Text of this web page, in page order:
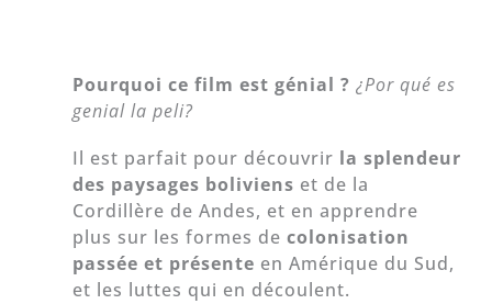
Pourquoi ce film est génial ? ¿Por qué es
genial la peli?
Il est parfait pour découvrir la splendeur
des paysages boliviens et de la
Cordillère de Andes, et en apprendre
plus sur les formes decolonisation
passée et présente en Amérique du Sud,
et les luttes qui en découlent.